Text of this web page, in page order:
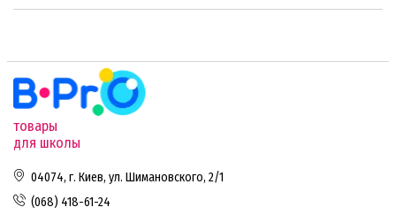
товары
для школы
04074, г. Киев, ул. Шимановского, 2/1
(068) 418-61-24